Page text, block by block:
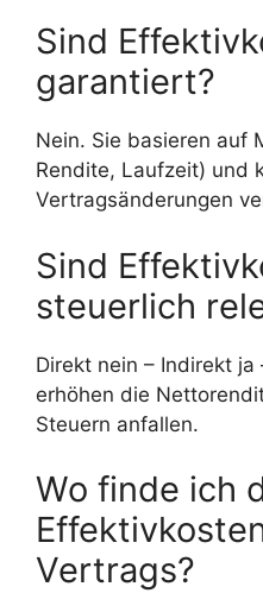
Sind
garantiert?
Nein. Sie basieren auf
Rendite, Laufzeit) und
Vertragsänderungen
Sind
steuerlich
Direkt nein – Indirekt
erhöhen die
Steuern anfallen.
Wo finde ich
Vertrags?